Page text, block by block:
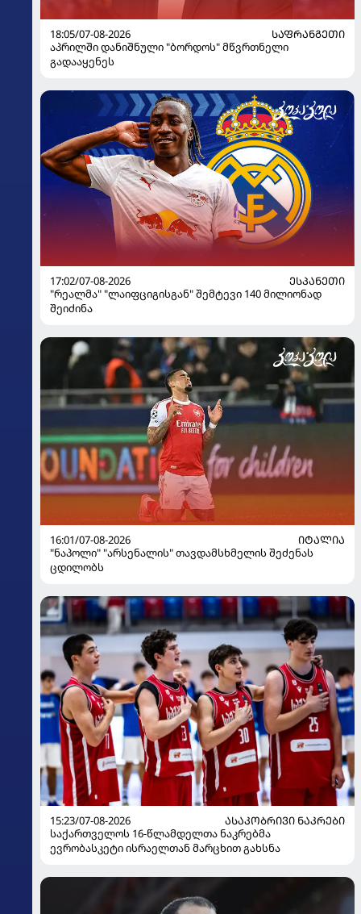
18:05/07-08-2026
ᲡᲐᲤᲠᲐᲜᲒᲔᲗᲘ
აპრილში დანიშნული "ბორდოს" მწვრთნელი
გადააყენეს
17:02/07-08-2026
ᲔᲡᲞᲐᲜᲔᲗᲘ
"რეალმა" "ლაიფციგისგან" შემტევი 140 მილიონად
შეიძინა
16:01/07-08-2026
ᲘᲢᲐᲚᲘᲐ
"ნაპოლი" "არსენალის" თავდამსხმელის შეძენას
ცდილობს
15:23/07-08-2026
ᲐᲡᲐᲙᲝᲑᲠᲘᲕᲘ ᲜᲐᲙᲠᲔᲑᲘ
საქართველოს 16-წლამდელთა ნაკრებმა
ევრობასკეტი ისრაელთან მარცხით გახსნა